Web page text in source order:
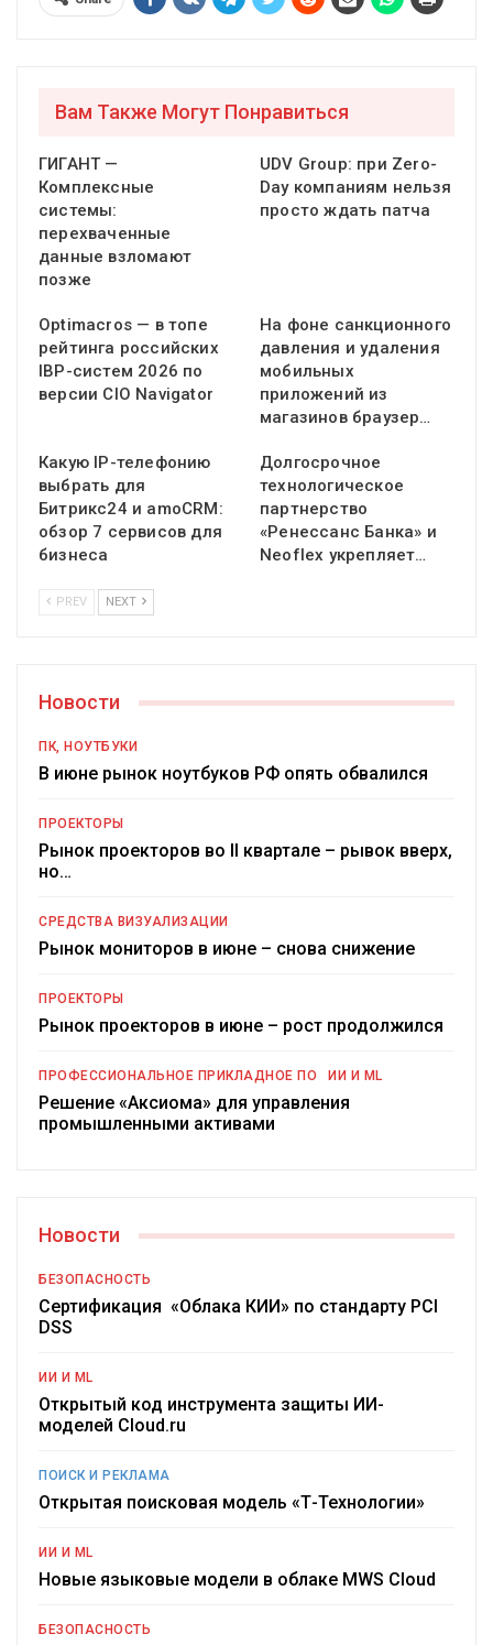
Вам Также Могут Понравиться
ГИГАНТ —
Комплексные
системы:
перехваченные
данные взломают
позже
UDV Group: при Zero-
Day компаниям нельзя
просто ждать патча
Optimacros — в топе
рейтинга российских
IBP-систем 2026 по
версии CIO Navigator
На фоне санкционного
давления и удаления
мобильных
приложений из
магазинов браузер…
Какую IP-телефонию
выбрать для
Битрикс24 и amoCRM:
обзор 7 сервисов для
бизнеса
Долгосрочное
технологическое
партнерство
«Ренессанс Банка» и
Neoflex укрепляет…
PREV NEXT
Новости
ПК, НОУТБУКИ
В июне рынок ноутбуков РФ опять обвалился
ПРОЕКТОРЫ
Рынок проекторов во II квартале – рывок вверх,
но…
СРЕДСТВА ВИЗУАЛИЗАЦИИ
Рынок мониторов в июне – снова снижение
ПРОЕКТОРЫ
Рынок проекторов в июне – рост продолжился
ПРОФЕССИОНАЛЬНОЕ ПРИКЛАДНОЕ ПО ИИ И ML
Решение «Аксиома» для управления
промышленными активами
Новости
БЕЗОПАСНОСТЬ
Сертификация «Облака КИИ» по стандарту PCI
DSS
ИИ И ML
Открытый код инструмента защиты ИИ-
моделей Cloud.ru
ПОИСК И РЕКЛАМА
Открытая поисковая модель «Т-Технологии»
ИИ И ML
Новые языковые модели в облаке MWS Cloud
БЕЗОПАСНОСТЬ